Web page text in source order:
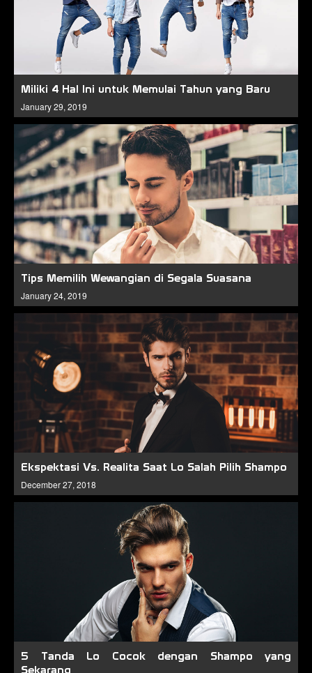
Miliki 4 Hal Ini untuk Memulai Tahun yang Baru
January 29, 2019
Tips Memilih Wewangian di Segala Suasana
January 24, 2019
Ekspektasi Vs. Realita Saat Lo Salah Pilih Shampo
December 27, 2018
5 Tanda Lo Cocok dengan Shampo yang
Sekarang